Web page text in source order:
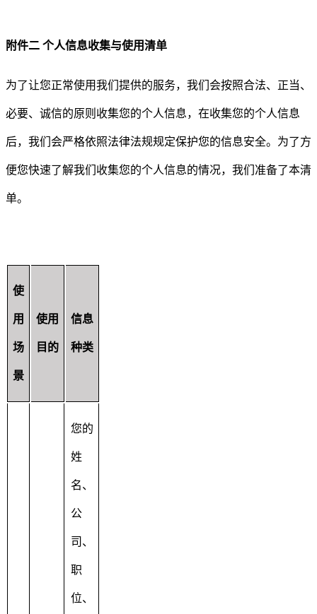
附件二 个人信息收集与使用清单
为了让您正常使用我们提供的服务，我们会按照合法、正当、
必要、诚信的原则收集您的个人信息，在收集您的个人信息
后，我们会严格依照法律法规规定保护您的信息安全。为了方
便您快速了解我们收集您的个人信息的情况，我们准备了本清
单。
使
用
场
景
使用
目的
信息
种类
您的
姓
名、
公
司、
职
位、